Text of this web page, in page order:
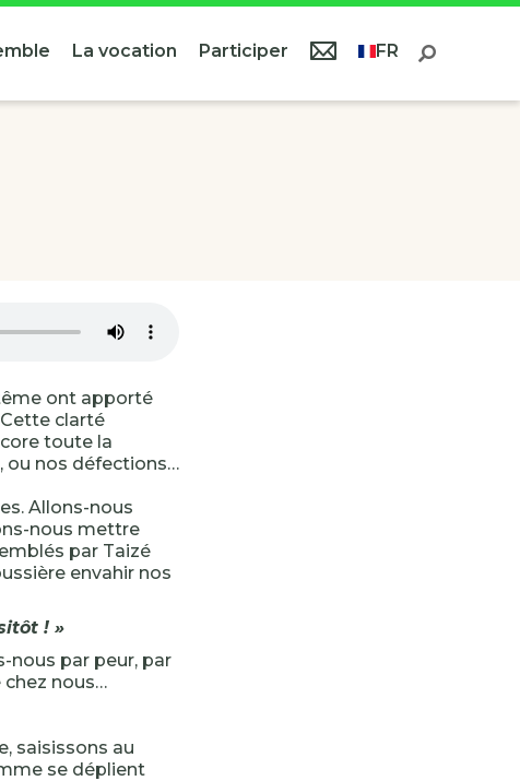
La vocation Participer FR
ont apporté
clarté
toute la
ou nos défections…
Allons-nous
nous mettre
par Taizé
envahir nos
! »
nous par peur, par
nous…
saisissons au
se déplient